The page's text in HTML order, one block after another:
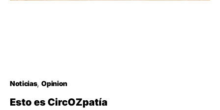
Noticias Opinion
Esto es CircOZpatía